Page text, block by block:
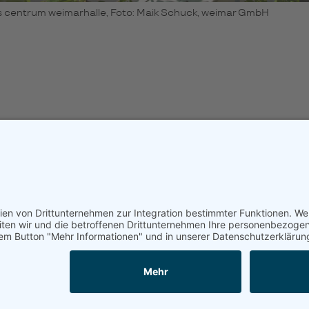
centrum weimarhalle, Foto: Maik Schuck, weimar GmbH
Mail-
Adresse
Bitte rechnen Sie 1 plus 4.